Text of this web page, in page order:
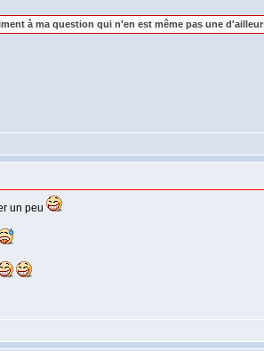
à ma question qui n'en est même pas une
un peu